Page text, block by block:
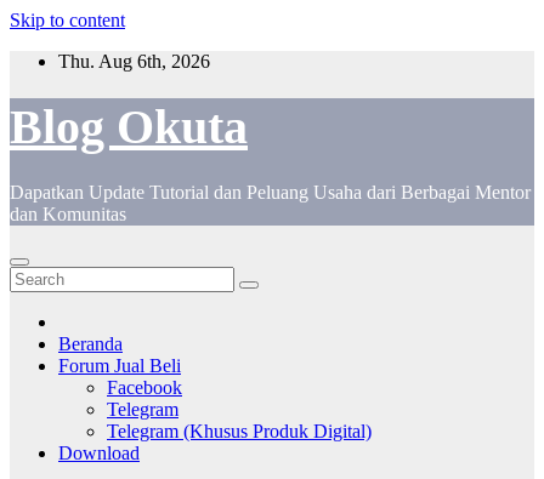
Skip to content
Thu. Aug 6th, 2026
Blog Okuta
Dapatkan Update Tutorial dan Peluang Usaha dari Berbagai Mentor
dan Komunitas
Beranda
Forum Jual Beli
Facebook
Telegram
Telegram (Khusus Produk Digital)
Download